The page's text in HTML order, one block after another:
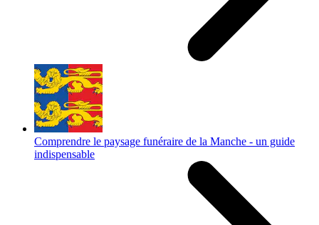
Comprendre le paysage funéraire de la Manche - un guide
indispensable